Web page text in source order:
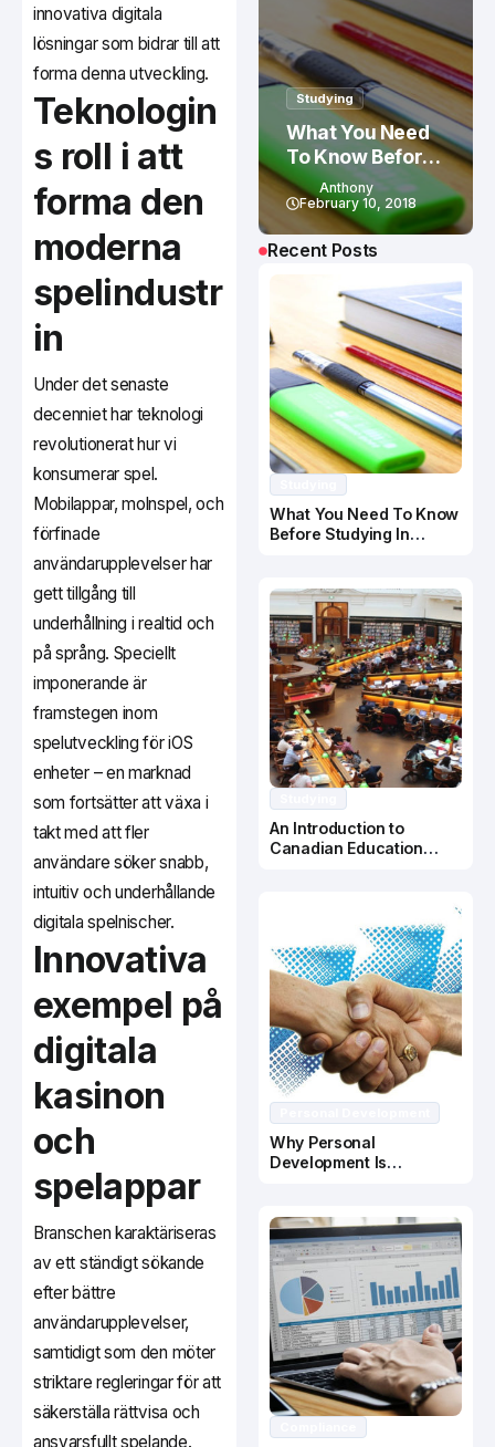
innovativa digitala
lösningar som bidrar till att
forma denna utveckling.
Teknologin
s roll i att
forma den
moderna
spelindustr
in
Under det senaste
decenniet har teknologi
revolutionerat hur vi
konsumerar spel.
Mobilappar, molnspel, och
förfinade
användarupplevelser har
gett tillgång till
underhållning i realtid och
på språng. Speciellt
imponerande är
framstegen inom
spelutveckling för iOS
enheter – en marknad
som fortsätter att växa i
takt med att fler
användare söker snabb,
intuitiv och underhållande
digitala spelnischer.
Innovativa
exempel på
digitala
kasinon
och
spelappar
Branschen karaktäriseras
av ett ständigt sökande
efter bättre
användarupplevelser,
samtidigt som den möter
striktare regleringar för att
säkerställa rättvisa och
ansvarsfullt spelande.
Studying
What You Need
To Know Before
Studying In
Canada
Anthony
February 10, 2018
Recent Posts
What You Need To Know
Before Studying In
An Introduction to
Canadian Education
Why Personal
Development Is